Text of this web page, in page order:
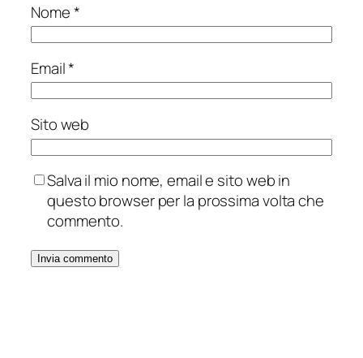
Nome*
Email*
Sito web
Salva il mio nome, email e sito web in
questo browser per la prossima volta che
commento.